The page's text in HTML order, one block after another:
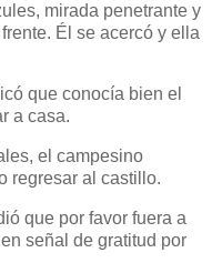
mirada penetrante y
Él se acercó y ella
que conocía bien el
a casa.
el campesino
regresar al castillo.
que por favor fuera a
señal de gratitud por